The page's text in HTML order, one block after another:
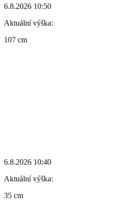
6.8.2026 10:50
Aktuální výška:
107 cm
6.8.2026 10:40
Aktuální výška:
35 cm